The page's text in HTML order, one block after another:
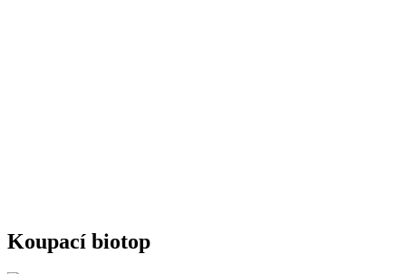
Koupací biotop